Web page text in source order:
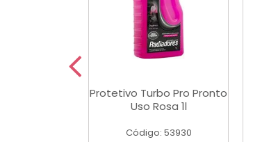
Protetivo Turbo Pro Pronto
Uso Rosa 1l
Código: 53930